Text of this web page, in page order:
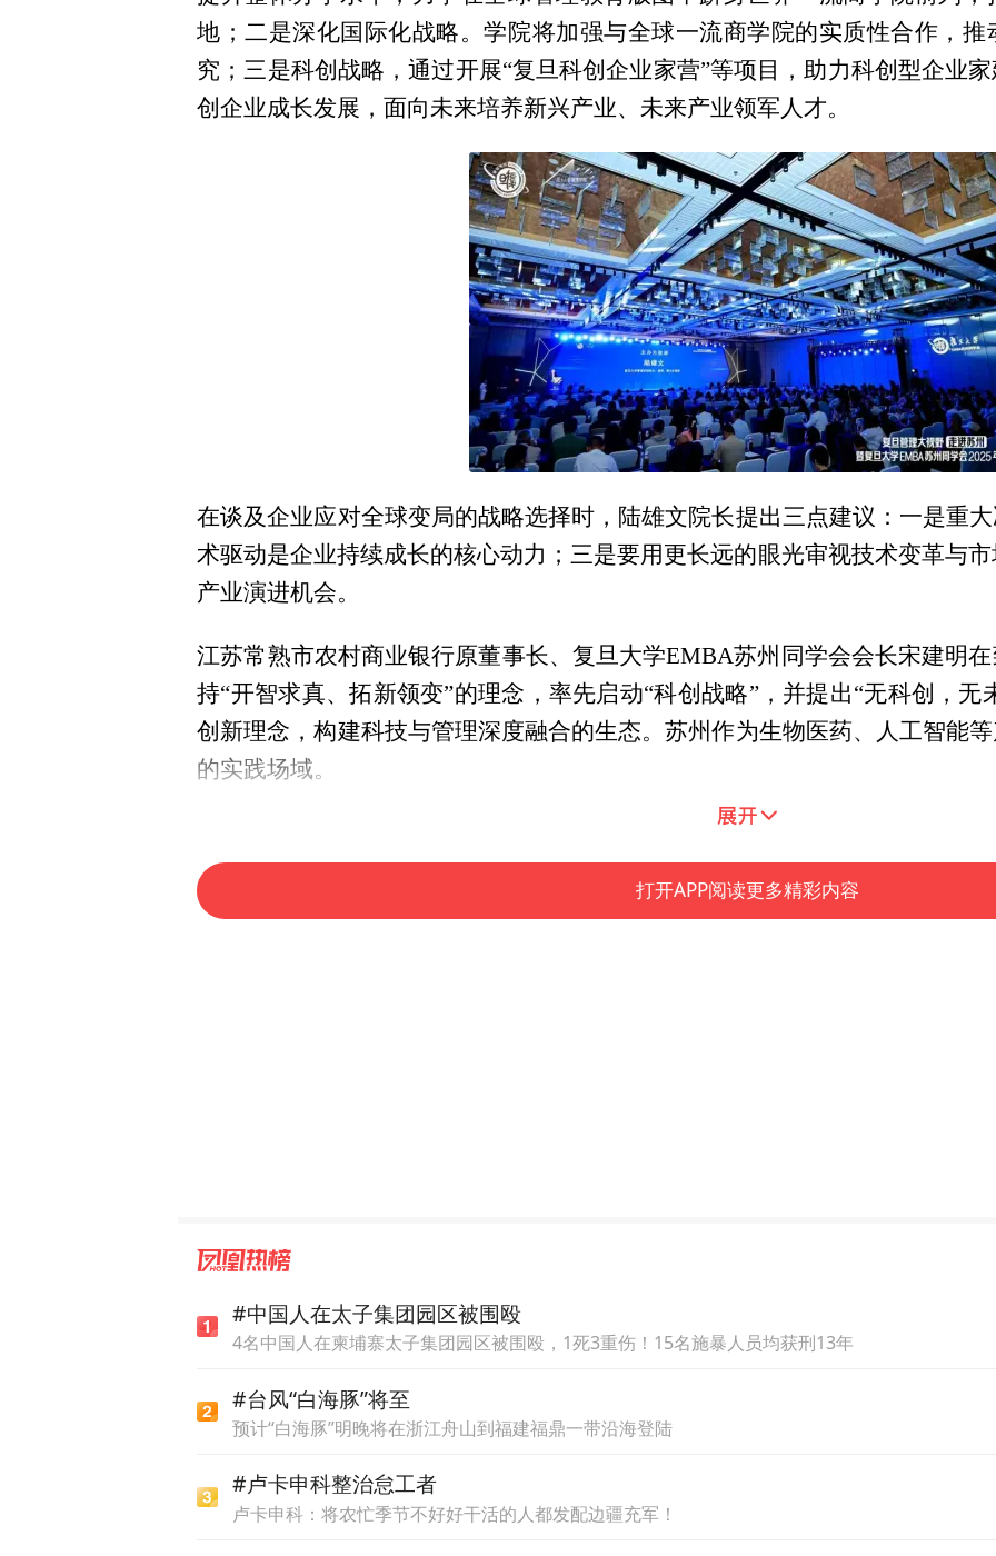
地；二是深化国际化战略。学院将加强与全球一流商学院的实质性合作，
究；三是科创战略，通过开展“复旦科创企业家营”等项目，助力科创型企业
创企业成长发展，面向未来培养新兴产业、未来产业领军人才。
在谈及企业应对全球变局的战略选择时，陆雄文院长提出三点建议：一是重
术驱动是企业持续成长的核心动力；三是要用更长远的眼光审视技术变革与
产业演进机会。
江苏常熟市农村商业银行原董事长、复旦大学EMBA苏州同学会会长宋建明
持“开智求真、拓新领变”的理念，率先启动“科创战略”，并提出“无科创，无
创新理念，构建科技与管理深度融合的生态。苏州作为生物医药、人工智能
的实践场域。
商环境等方面的发展成果。他表示，相城区将持续加强与高等院校和优秀企
群，欢迎更多复旦管院校友企业落地发展、共创未来。
打开APP阅读更多精彩内容
#中国人在太子集团园区被围殴
4名中国人在柬埔寨太子集团园区被围殴，1死3重伤！15名施暴人员均获刑13年
#台风“白海豚”将至
预计“白海豚”明晚将在浙江舟山到福建福鼎一带沿海登陆
#卢卡申科整治怠工者
卢卡申科：将农忙季节不好好干活的人都发配边疆充军！